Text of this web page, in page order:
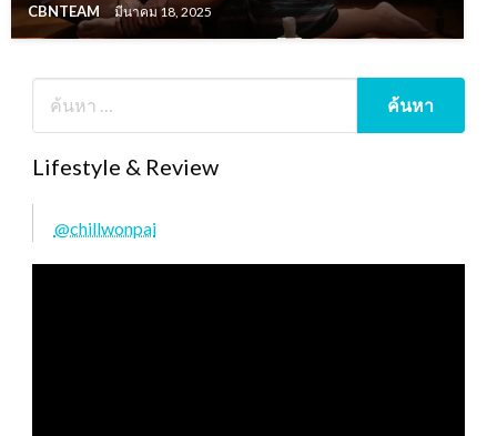
CBNTEAM มีนาคม 18, 2025
Lifestyle & Review
@chillwonpai